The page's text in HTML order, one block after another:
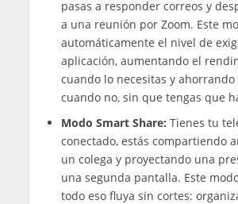
pasas a responder correos y
a una reunión por Zoom. Este
automáticamente el nivel de
aplicación, aumentando el
cuando lo necesitas y ahorrando
cuando no, sin que tengas que
Modo Smart Share: Tienes tu
conectado, estás compartiendo
un colega y proyectando una
una segunda pantalla. Este
todo eso fluya sin cortes: